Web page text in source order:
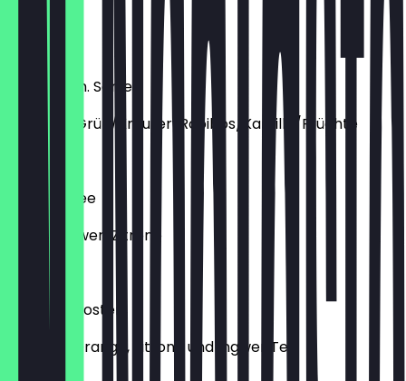
Sahne
€ 3,50
Tee versch. Sorten
Schwarz/Grün/Kräuter/Rooibos/Kamille/Früchte
€ 2,60
Frischer Tee
Minze/Ingwer/Zitrone
€ 3,40
Vitamin Booster
fr. Minze, Orange, Zitrone und Ingwer Tee